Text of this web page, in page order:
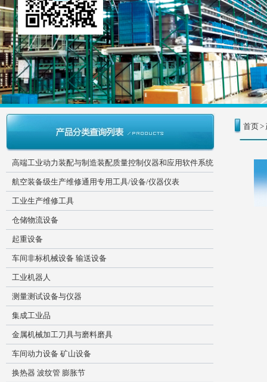
高端工业动力装配与制造装配质量控制仪器和应用软件系统
航空装备级生产维修通用专用工具/设备/仪器仪表
工业生产维修工具
仓储物流设备
起重设备
车间非标机械设备 输送设备
工业机器人
测量测试设备与仪器
集成工业品
金属机械加工刀具与磨料磨具
车间动力设备 矿山设备
换热器 波纹管 膨胀节
首页>